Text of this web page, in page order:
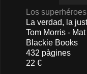
Los
La verdad, la
Tom Morris -
Blackie Books
432 pàgines
22 €